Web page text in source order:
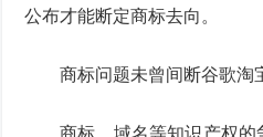
公布才能断定商标去向。
商标问题未曾间断谷歌淘
商标、域名等知识产权